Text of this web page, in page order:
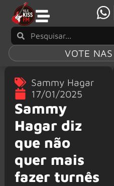
VOTE
Sammy Hagar
17/01/2025
Sammy
Hagar diz
que não
quer mais
fazer turnês